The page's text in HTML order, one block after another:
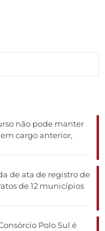
não pode manter
cargo anterior,
de ata de registro de
de 12 municípios
Polo Sul é